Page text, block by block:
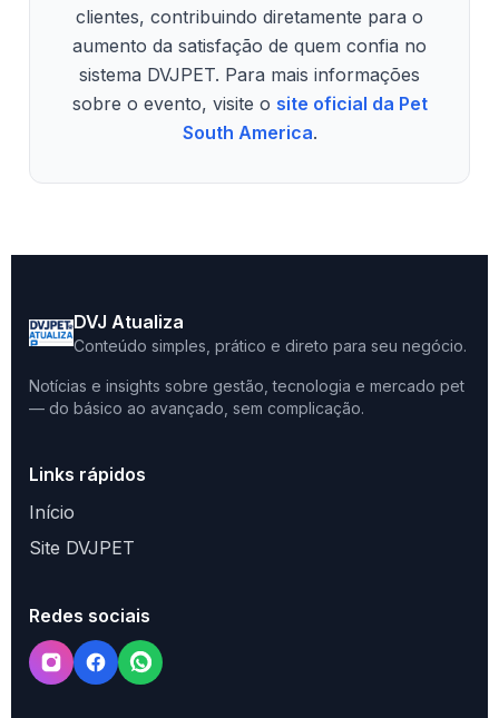
clientes, contribuindo diretamente para o
aumento da satisfação de quem confia no
sistema DVJPET. Para mais informações
sobre o evento, visite o site oficial da Pet
South America.
DVJ Atualiza
Conteúdo simples, prático e direto para seu negócio.
Notícias e insights sobre gestão, tecnologia e mercado pet
— do básico ao avançado, sem complicação.
Links rápidos
Início
Site DVJPET
Redes sociais